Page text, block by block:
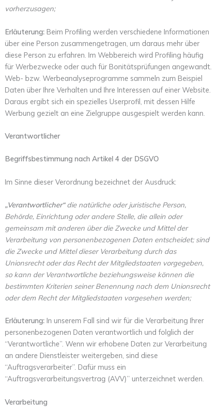
vorherzusagen;
Erläuterung: Beim Profiling werden verschiedene Informationen
über eine Person zusammengetragen, um daraus mehr über
diese Person zu erfahren. Im Webbereich wird Profiling häufig
für Werbezwecke oder auch für Bonitätsprüfungen angewandt.
Web- bzw. Werbeanalyseprogramme sammeln zum Beispiel
Daten über Ihre Verhalten und Ihre Interessen auf einer Website.
Daraus ergibt sich ein spezielles Userprofil, mit dessen Hilfe
Werbung gezielt an eine Zielgruppe ausgespielt werden kann.
Verantwortlicher
Begriffsbestimmung nach Artikel 4 der DSGVO
Im Sinne dieser Verordnung bezeichnet der Ausdruck:
„Verantwortlicher“die natürliche oder juristische Person,
Behörde, Einrichtung oder andere Stelle, die allein oder
gemeinsam mit anderen über die Zwecke und Mittel der
Verarbeitung von personenbezogenen Daten entscheidet; sind
die Zwecke und Mittel dieser Verarbeitung durch das
Unionsrecht oder das Recht der Mitgliedstaaten vorgegeben,
so kann der Verantwortliche beziehungsweise können die
bestimmten Kriterien seiner Benennung nach dem Unionsrecht
oder dem Recht der Mitgliedstaaten vorgesehen werden;
Erläuterung: In unserem Fall sind wir für die Verarbeitung Ihrer
personenbezogenen Daten verantwortlich und folglich der
“Verantwortliche”. Wenn wir erhobene Daten zur Verarbeitung
an andere Dienstleister weitergeben, sind diese
“Auftragsverarbeiter”. Dafür muss ein
“Auftragsverarbeitungsvertrag (AVV)” unterzeichnet werden.
Verarbeitung